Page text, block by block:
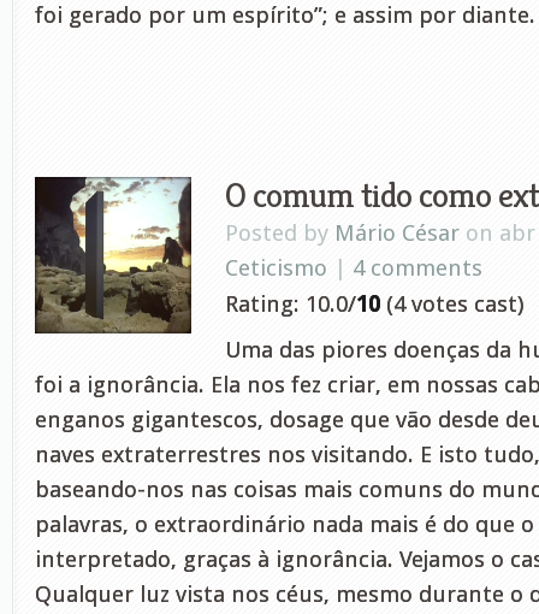
foi gerado por um espírito”; e assim por
O comum tido como
Posted by Mário César on
Ceticismo | 4 comments
Rating: 10.0/10 (4 votes cast)
Uma das piores doenças da
foi a ignorância. Ela nos fez criar, em nossas
enganos gigantescos, dosage que vão desde
naves extraterrestres nos visitando. E isto
baseando-nos nas coisas mais comuns do
palavras, o extraordinário nada mais é do que
interpretado, graças à ignorância. Vejamos o
Qualquer luz vista nos céus, mesmo durante o